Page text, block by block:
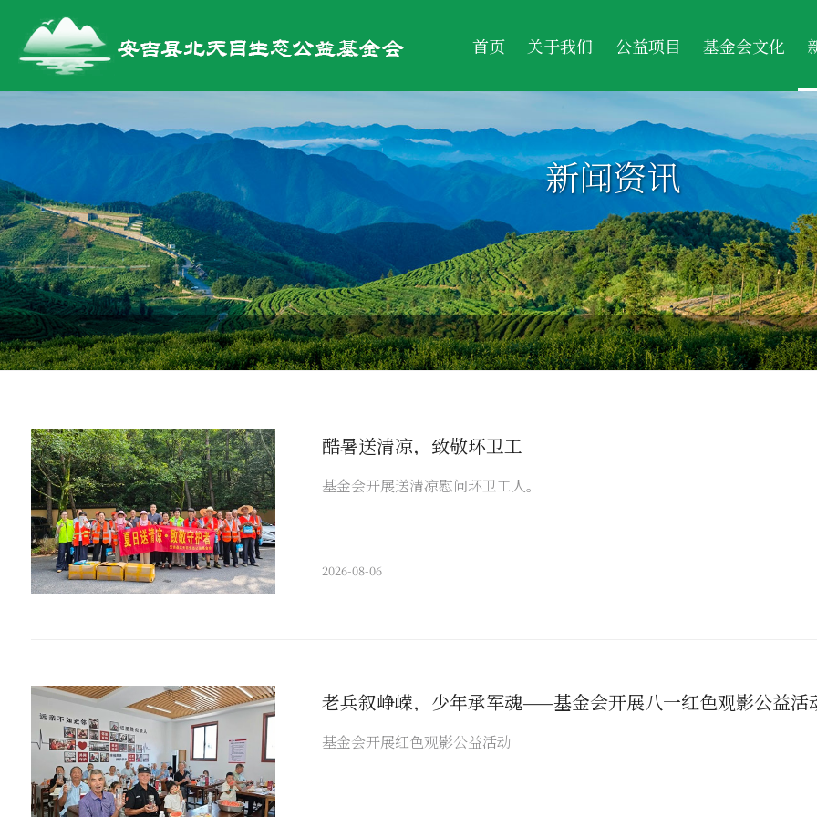
首页 关于我们 公益项目 基金会文化
新闻资讯
酷暑送清凉，致敬环卫工
基金会开展送清凉慰问环卫工人。
2026-08-06
老兵叙峥嵘，少年承军魂——基金会开展八一红色观影公益活
基金会开展红色观影公益活动